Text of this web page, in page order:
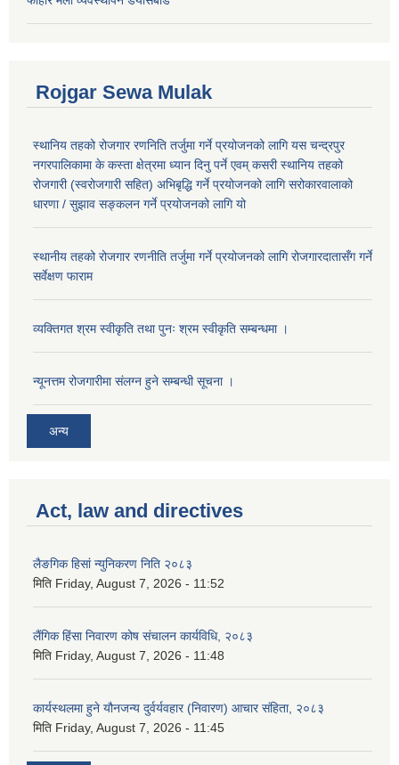
Rojgar Sewa Mulak
स्थानिय तहको रोजगार रणनिति तर्जुमा गर्ने प्रयोजनको लागि यस चन्द्रपुर
नगरपालिकामा के कस्ता क्षेत्रमा ध्यान दिनु पर्ने एवम् कसरी स्थानिय तहको
रोजगारी (स्वरोजगारी सहित) अभिबृद्धि गर्ने प्रयोजनको लागि सरोकारवालाको
धारणा / सुझाव सङ्कलन गर्ने प्रयोजनको लागि यो
स्थानीय तहको रोजगार रणनीति तर्जुमा गर्ने प्रयोजनको लागि रोजगारदातासँग गर्ने
सर्वेक्षण फाराम
व्यक्तिगत श्रम स्वीकृति तथा पुनः श्रम स्वीकृति सम्बन्धमा ।
न्यूनत्तम रोजगारीमा संलग्न हुने सम्बन्धी सूचना ।
अन्य
Act, law and directives
लैङगिक हिसां न्युनिकरण निति २०८३
मिति Friday, August 7, 2026 - 11:52
लैंगिक हिंसा निवारण कोष संचालन कार्यविधि, २०८३
मिति Friday, August 7, 2026 - 11:48
कार्यस्थलमा हुने यौनजन्य दुर्वर्यवहार (निवारण) आचार संहिता, २०८३
मिति Friday, August 7, 2026 - 11:45